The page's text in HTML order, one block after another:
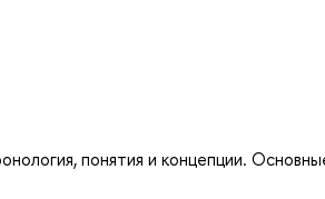
понятия и концепции.